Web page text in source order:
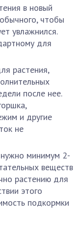
в новый
чтобы
увлажнился.
для
растения,
после нее.
и другие
не
нужно минимум 2-
веществ
растению для
этого
подкормки